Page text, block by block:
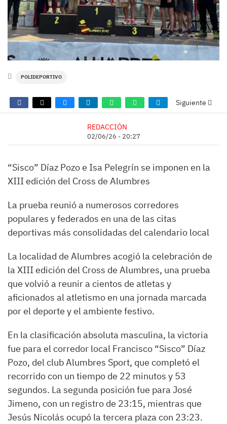
POLIDEPORTIVO
Siguiente
REDACCIÓN
02/06/26 - 20:27
“Sisco” Díaz Pozo e Isa Pelegrín se imponen en la
XIII edición del Cross de Alumbres
La prueba reunió a numerosos corredores
populares y federados en una de las citas
deportivas más consolidadas del calendario local
La localidad de Alumbres acogió la celebración de
la XIII edición del Cross de Alumbres, una prueba
que volvió a reunir a cientos de atletas y
aficionados al atletismo en una jornada marcada
por el deporte y el ambiente festivo.
En la clasificación absoluta masculina, la victoria
fue para el corredor local Francisco “Sisco” Díaz
Pozo, del club Alumbres Sport, que completó el
recorrido con un tiempo de 22 minutos y 53
segundos. La segunda posición fue para José
Jimeno, con un registro de 23:15, mientras que
Jesús Nicolás ocupó la tercera plaza con 23:23.